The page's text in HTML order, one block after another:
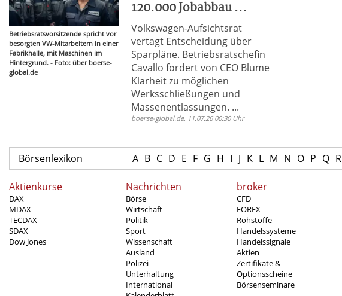
Betriebsratsvorsitzende spricht vor
besorgten VW-Mitarbeitern in einer
Fabrikhalle, mit Maschinen im
Hintergrund. - Foto: über boerse-
global.de
120.000 Jobabbau ...
Volkswagen-Aufsichtsrat
vertagt Entscheidung über
Sparpläne. Betriebsratschefin
Cavallo fordert von CEO Blume
Klarheit zu möglichen
Werksschließungen und
Massenentlassungen. ...
boerse-global.de, 11.07.26 00:30 Uhr
Börsenlexikon A B C D E F G H I J K L M N O P Q R
Aktienkurse
DAX
MDAX
TECDAX
SDAX
Dow Jones
Nachrichten
Börse
Wirtschaft
Politik
Sport
Wissenschaft
Ausland
Polizei
Unterhaltung
International
broker
CFD
FOREX
Rohstoffe
Handelssysteme
Handelssignale
Aktien
Zertifikate &
Optionsscheine
Börsenseminare